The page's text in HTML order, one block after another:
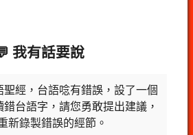
我有話要說
聖經，台語唸有錯誤，設了一個
台語字，請您勇敢提出建議，
新錄製錯誤的經節。